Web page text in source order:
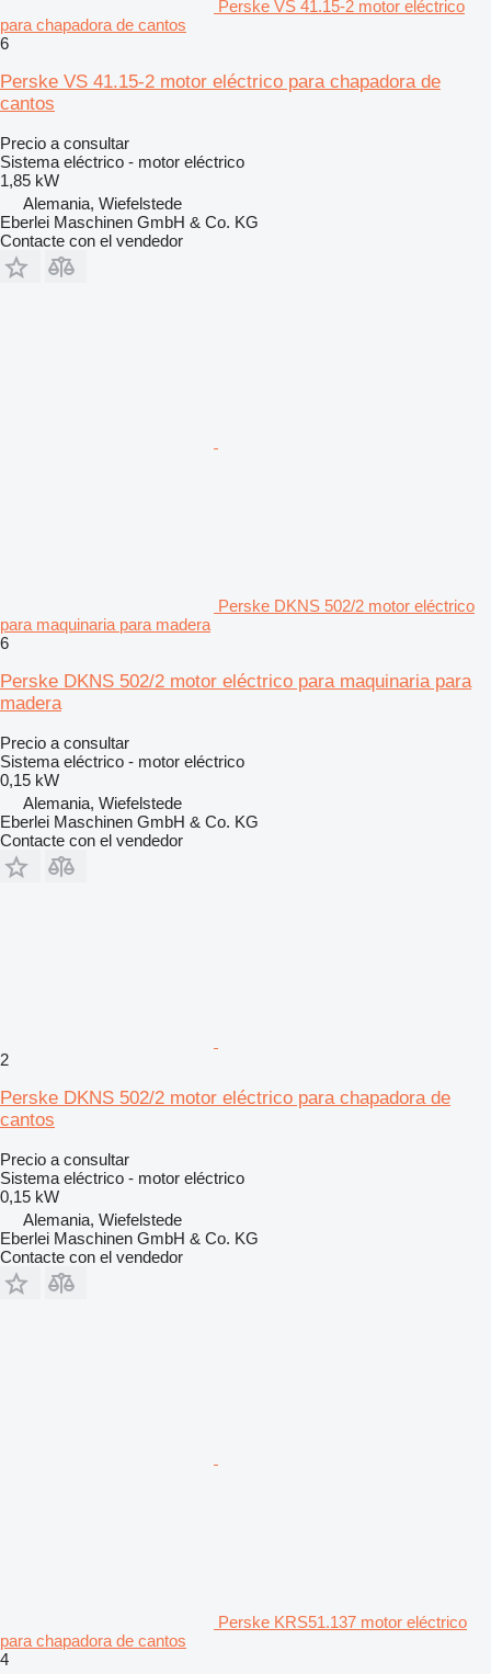
Perske VS 41.15-2 motor eléctrico
para chapadora de cantos
6
Perske VS 41.15-2 motor eléctrico para chapadora de
cantos
Precio a consultar
Sistema eléctrico - motor eléctrico
1,85 kW
Alemania, Wiefelstede
Eberlei Maschinen GmbH & Co. KG
Contacte con el vendedor
Perske DKNS 502/2 motor eléctrico
para maquinaria para madera
6
Perske DKNS 502/2 motor eléctrico para maquinaria para
madera
Precio a consultar
Sistema eléctrico - motor eléctrico
0,15 kW
Alemania, Wiefelstede
Eberlei Maschinen GmbH & Co. KG
Contacte con el vendedor
2
Perske DKNS 502/2 motor eléctrico para chapadora de
cantos
Precio a consultar
Sistema eléctrico - motor eléctrico
0,15 kW
Alemania, Wiefelstede
Eberlei Maschinen GmbH & Co. KG
Contacte con el vendedor
Perske KRS51.137 motor eléctrico
para chapadora de cantos
4